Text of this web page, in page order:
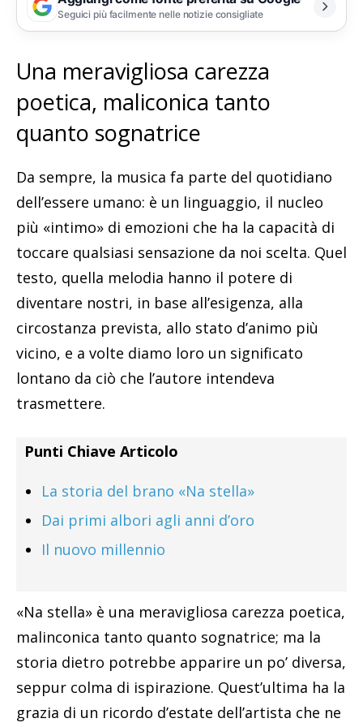
Seguici più facilmente nelle notizie consigliate
Una meravigliosa carezza
poetica, maliconica tanto
quanto sognatrice
Da sempre, la musica fa parte del quotidiano
dell’essere umano: è un linguaggio, il nucleo
più «intimo» di emozioni che ha la capacità di
toccare qualsiasi sensazione da noi scelta. Quel
testo, quella melodia hanno il potere di
diventare nostri, in base all’esigenza, alla
circostanza prevista, allo stato d’animo più
vicino, e a volte diamo loro un significato
lontano da ciò che l’autore intendeva
trasmettere.
Punti Chiave Articolo
La storia del brano «Na stella»
Dai primi albori agli anni d’oro
Il nuovo millennio
«Na stella» è una meravigliosa carezza poetica,
malinconica tanto quanto sognatrice; ma la
storia dietro potrebbe apparire un po’ diversa,
seppur colma di ispirazione. Quest’ultima ha la
grazia di un ricordo d’estate dell’artista che ne